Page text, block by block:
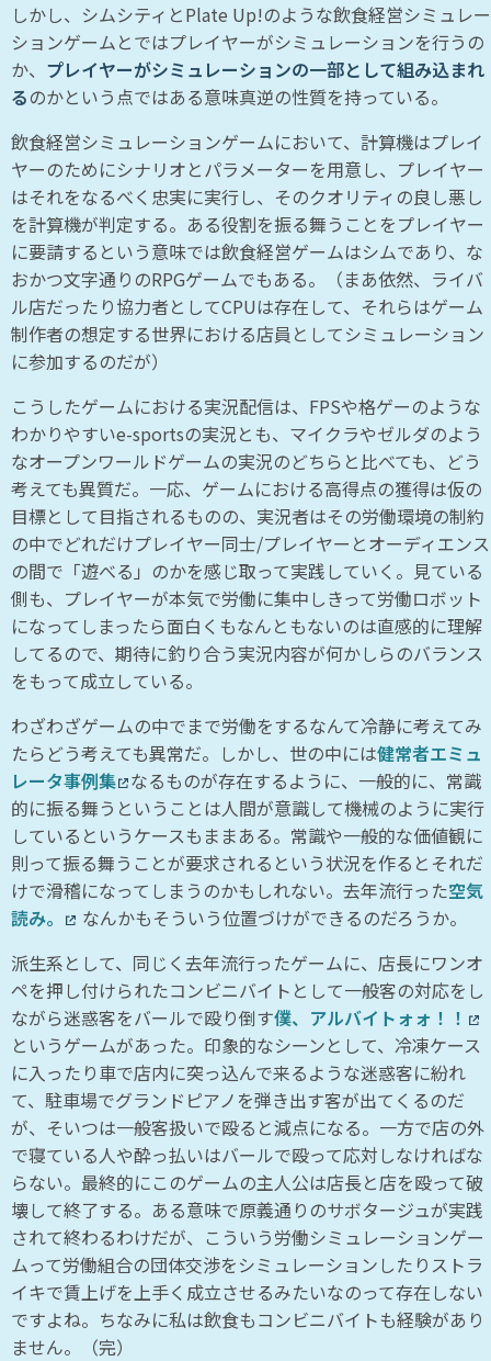
しかし、シムシティとPlate Up!のような飲食経営シミュレー
ションゲームとではプレイヤーがシミュレーションを行うの
か、 プレイヤーがシミュレーションの一部として組み込まれ
るのかという点ではある意味真逆の性質を持っている。
飲食経営シミュレーションゲームにおいて、計算機はプレイ
ヤーのためにシナリオとパラメーターを用意し、プレイヤー
はそれをなるべく忠実に実行し、そのクオリティの良し悪し
を計算機が判定する。ある役割を振る舞うことをプレイヤー
に要請するという意味では飲食経営ゲームはシムであり、な
おかつ文字通りのRPGゲームでもある。（まあ依然、ライバ
ル店だったり協力者としてCPUは存在して、それらはゲーム
制作者の想定する世界における店員としてシミュレーション
に参加するのだが）
こうしたゲームにおける実況配信は、FPSや格ゲーのような
わかりやすいe-sportsの実況とも、マイクラやゼルダのよう
なオープンワールドゲームの実況のどちらと比べても、どう
考えても異質だ。一応、ゲームにおける高得点の獲得は仮の
目標として目指されるものの、実況者はその労働環境の制約
の中でどれだけプレイヤー同士/プレイヤーとオーディエンス
の間で「遊べる」のかを感じ取って実践していく。見ている
側も、プレイヤーが本気で労働に集中しきって労働ロボット
になってしまったら面白くもなんともないのは直感的に理解
してるので、期待に釣り合う実況内容が何かしらのバランス
をもって成立している。
わざわざゲームの中でまで労働をするなんて冷静に考えてみ
たらどう考えても異常だ。しかし、世の中には健常者エミュ
レータ事例集 なるものが存在するように、一般的に、常識
的に振る舞うということは人間が意識して機械のように実行
しているというケースもままある。常識や一般的な価値観に
則って振る舞うことが要求されるという状況を作るとそれだ
けで滑稽になってしまうのかもしれない。去年流行った空気
読み。
なんかもそういう位置づけができるのだろうか。
派生系として、同じく去年流行ったゲームに、店長にワンオ
ペを押し付けられたコンビニバイトとして一般客の対応をし
ながら迷惑客をバールで殴り倒す僕、アルバイトォォ！！
というゲームがあった。印象的なシーンとして、冷凍ケース
に入ったり車で店内に突っ込んで来るような迷惑客に紛れ
て、駐車場でグランドピアノを弾き出す客が出てくるのだ
が、そいつは一般客扱いで殴ると減点になる。一方で店の外
で寝ている人や酔っ払いはバールで殴って応対しなければな
らない。最終的にこのゲームの主人公は店長と店を殴って破
壊して終了する。ある意味で原義通りのサボタージュが実践
されて終わるわけだが、こういう労働シミュレーションゲー
ムって労働組合の団体交渉をシミュレーションしたりストラ
イキで賃上げを上手く成立させるみたいなのって存在しない
ですよね。ちなみに私は飲食もコンビニバイトも経験があり
ません。（完）